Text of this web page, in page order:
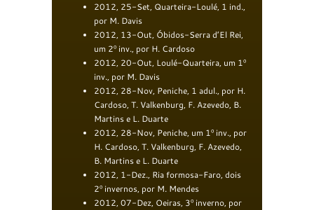
2012, 25-Set, Quarteira-Loulé, 1 ind.,
por M. Davis
2012, 13-Out, Óbidos-Serra d’El Rei,
um 2º inv., por H. Cardoso
2012, 20-Out, Loulé-Quarteira, um 1º
inv., por M. Davis
2012, 28-Nov, Peniche, 1 adul., por H.
Cardoso, T. Valkenburg, F. Azevedo, B.
Martins e L. Duarte
2012, 28-Nov, Peniche, um 1º inv., por
H. Cardoso, T. Valkenburg, F. Azevedo,
B. Martins e L. Duarte
2012, 1-Dez., Ria formosa-Faro, dois
2º invernos, por M. Mendes
2012, 07-Dez, Oeiras, 3º inverno, por